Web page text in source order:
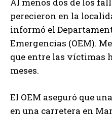
perecieron en la
informó el
Emergencias (OEM).
que entre las víctimas
meses.
El OEM aseguró que
en una carretera en